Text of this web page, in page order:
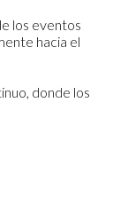
los eventos
hacia el
donde los